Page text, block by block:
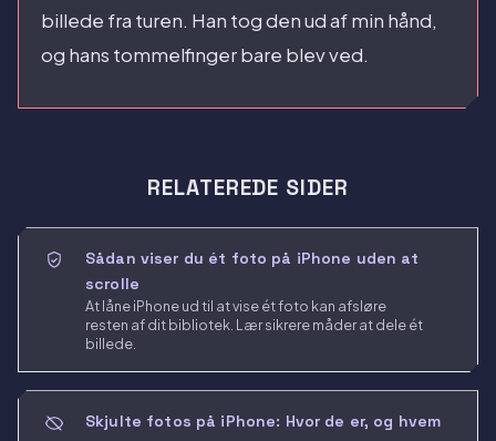
billede fra turen. Han tog den ud af min hånd,
og hans tommelfinger bare blev ved.
RELATEREDE SIDER
Sådan viser du ét foto på iPhone uden at
scrolle
At låne iPhone ud til at vise ét foto kan afsløre
resten af dit bibliotek. Lær sikrere måder at dele ét
billede.
Skjulte fotos på iPhone: Hvor de er, og hvem